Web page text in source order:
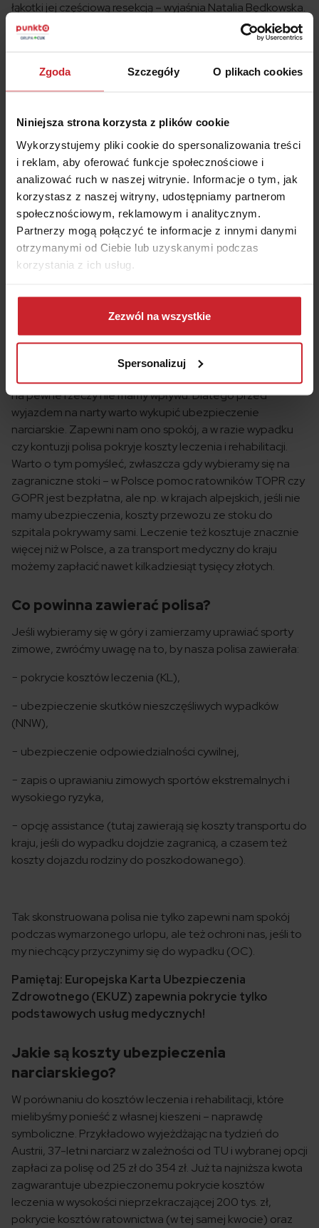
Zgoda Szczegóły O plikach cookies
Niniejsza strona korzysta z plików cookie
Wykorzystujemy pliki cookie do spersonalizowania treści
i reklam, aby oferować funkcje społecznościowe i
analizować ruch w naszej witrynie. Informacje o tym, jak
korzystasz z naszej witryny, udostępniamy partnerom
społecznościowym, reklamowym i analitycznym.
Partnerzy mogą połączyć te informacje z innymi danymi
otrzymanymi od Ciebie lub uzyskanymi podczas
korzystania z ich usług.
Dowiedz się więcej na temat tego, kim jesteśmy, jak
można się z nami skontaktować i w jaki sposób
przetwarzamy dane osobowe w ramachPolityki
Zezwól na wszystkie
Spersonalizuj
łąkotki jej częściową resekcją – wyjaśnia Natalia Będkowska.
– Pooperacyjną sprawność może przywrócić dobra,
systematyczna rehabilitacja. Niestety dziś, gdy na leczenie
w celu szybkiego włączenia fizjoterapii często zmuszeni
jesteśmy korzystać z pomocy w zakresie prywatnej – i
Rehabilitacja urazów narciarskich jest niezwykle ważnym
procesem na drodze wracania do sprawności fizycznej.
Unieruchomionej kończynie pomogą zabiegi
wspomagające regenerację tkanek, takie jak naświetlanie
wiązką laserową czy krioterapia, a także ćwiczenia pod
okiem fizjoterapeuty. Jeśli po wypadku nie było
konieczności unieruchomienia kończyny, pomocne będą
zabiegi z zakresu terapii manualnej, laser, pole
magnetyczne i elektrostymulacja.
Ubezpieczenie narciarskie – czemu warto
je mieć
Trening przed sezonem, przygotowany sprzęt i wysokie
umiejętności – wszystko to jest bardzo ważne, ale niestety
na pewne rzeczy nie mamy wpływu. Dlatego przed
wyjazdem na narty warto wykupić ubezpieczenie
narciarskie. Zapewni nam ono spokój, a w razie wypadku
czy kontuzji polisa pokryje koszty leczenia i rehabilitacji.
Warto o tym pomyśleć, zwłaszcza gdy wybieramy się na
zagraniczne stoki – w Polsce pomoc ratowników TOPR czy
GOPR jest bezpłatna, ale np. w krajach alpejskich, jeśli nie
mamy ubezpieczenia, koszty przewozu ze stoku do
szpitala pokrywamy sami. Leczenie też kosztuje znacznie
więcej niż w Polsce, a za transport medyczny do kraju
możemy zapłacić nawet kilkadziesiąt tysięcy złotych.
Co powinna zawierać polisa?
Jeśli wybieramy się w góry i zamierzamy uprawiać sporty
zimowe, zwróćmy uwagę na to, by nasza polisa zawierała:
− pokrycie kosztów leczenia (KL),
− ubezpieczenie skutków nieszczęśliwych wypadków
(NNW),
− ubezpieczenie odpowiedzialności cywilnej,
− zapis o uprawianiu zimowych sportów ekstremalnych i
wysokiego ryzyka,
− opcję assistance (tutaj zawierają się koszty transportu do
kraju, jeśli do wypadku dojdzie zagranicą, a czasem też
koszty dojazdu rodziny do poszkodowanego).
Tak skonstruowana polisa nie tylko zapewni nam spokój
podczas wymarzonego urlopu, ale też ochroni nas, jeśli to
my niechcący przyczynimy się do wypadku (OC).
Pamiętaj: Europejska Karta Ubezpieczenia
Zdrowotnego (EKUZ) zapewnia pokrycie tylko
podstawowych usług medycznych!
Jakie są koszty ubezpieczenia
narciarskiego?
W porównaniu do kosztów leczenia i rehabilitacji, które
mielibyśmy ponieść z własnej kieszeni – naprawdę
symboliczne. Przykładowo wyjeżdżając na tydzień do
Austrii, 37-letni narciarz w zależności od TU i wybranej opcji
zapłaci za polisę od 25 zł do 354 zł. Już ta najniższa kwota
zagwarantuje ubezpieczonemu pokrycie kosztów
leczenia w wysokości nieprzekraczającej 200 tys. zł,
pokrycie kosztów ratownictwa (w tej samej kwocie) oraz